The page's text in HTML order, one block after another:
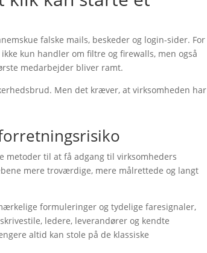
falske mails, beskeder og login-sider. For
kun handler om filtre og firewalls, men også
medarbejder bliver ramt.
Men det kræver, at virksomheden har
metoder til at få adgang til virksomheders
mere troværdige, mere målrettede og langt
formuleringer og tydelige faresignaler,
ledere, leverandører og kendte
altid kan stole på de klassiske